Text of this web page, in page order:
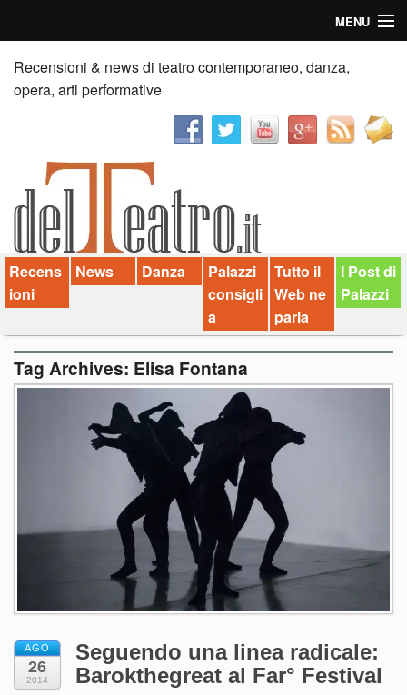
MENU
Home
Recensioni
News
Palazzi consiglia
Video
Chi siamo
Contatti
Recensioni & news di teatro contemporaneo, danza,
opera, arti performative
Recens
ioni
News Danza
Palazzi
consigli
a
Tutto il
Web ne
parla
I Post di
Palazzi
Tag Archives: Elisa Fontana
AGO
26
2014
Seguendo una linea radicale:
Barokthegreat al Far° Festival